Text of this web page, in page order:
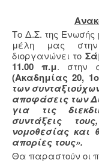
Το Δ.Σ. της Ενωσής
μέλη μας στην
διοργανώνει το
11.00 π.μ. στην
(Ακαδημίας 20,
των
αποφάσεις των
για τις
συντάξεις
νομοθεσίας και
απορίες τους».
Θα παραστούν οι